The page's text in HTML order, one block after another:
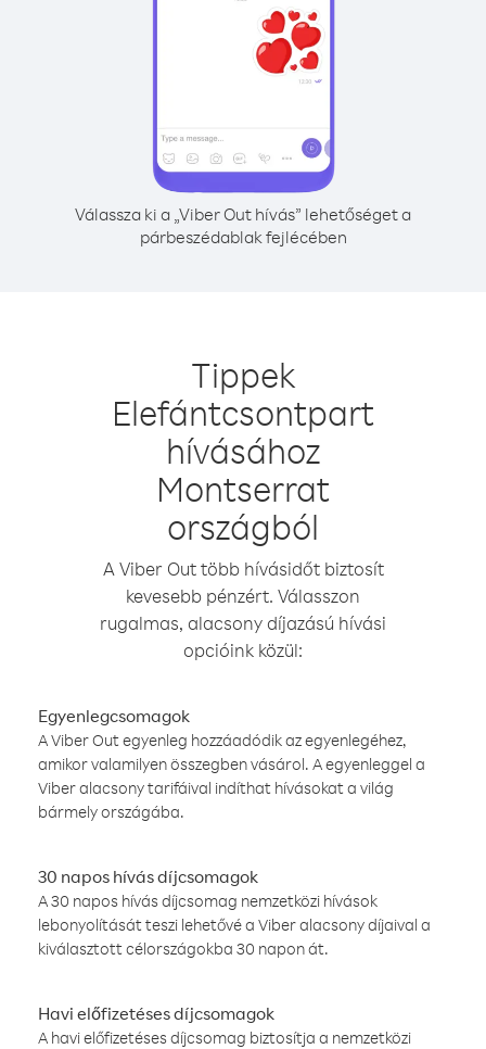
Válassza ki a „Viber Out hívás” lehetőséget a
párbeszédablak fejlécében
Tippek
Elefántcsontpart
hívásához
Montserrat
országból
A Viber Out több hívásidőt biztosít
kevesebb pénzért. Válasszon
rugalmas, alacsony díjazású hívási
opcióink közül:
Egyenlegcsomagok
A Viber Out egyenleg hozzáadódik az egyenlegéhez,
amikor valamilyen összegben vásárol. A egyenleggel a
Viber alacsony tarifáival indíthat hívásokat a világ
bármely országába.
30 napos hívás díjcsomagok
A 30 napos hívás díjcsomag nemzetközi hívások
lebonyolítását teszi lehetővé a Viber alacsony díjaival a
kiválasztott célországokba 30 napon át.
Havi előfizetéses díjcsomagok
A havi előfizetéses díjcsomag biztosítja a nemzetközi